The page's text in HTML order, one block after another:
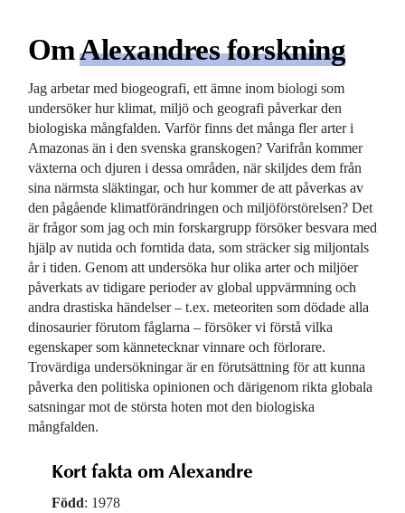
OmAlexandres forskning
Jag arbetar med biogeografi, ett ämne inom biologi som
undersöker hur klimat, miljö och geografi påverkar den
biologiska mångfalden. Varför finns det många fler arter i
Amazonas än i den svenska granskogen? Varifrån kommer
växterna och djuren i dessa områden, när skiljdes dem från
sina närmsta släktingar, och hur kommer de att påverkas av
den pågående klimatförändringen och miljöförstörelsen? Det
är frågor som jag och min forskargrupp försöker besvara med
hjälp av nutida och forntida data, som sträcker sig miljontals
år i tiden. Genom att undersöka hur olika arter och miljöer
påverkats av tidigare perioder av global uppvärmning och
andra drastiska händelser – t.ex. meteoriten som dödade alla
dinosaurier förutom fåglarna – försöker vi förstå vilka
egenskaper som kännetecknar vinnare och förlorare.
Trovärdiga undersökningar är en förutsättning för att kunna
påverka den politiska opinionen och därigenom rikta globala
satsningar mot de största hoten mot den biologiska
mångfalden.
Kort fakta om Alexandre
Född: 1978